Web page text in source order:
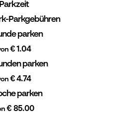
Parkzeit
Parkgebühren
parken
€ 1.04
parken
€ 4.74
parken
€ 85.00